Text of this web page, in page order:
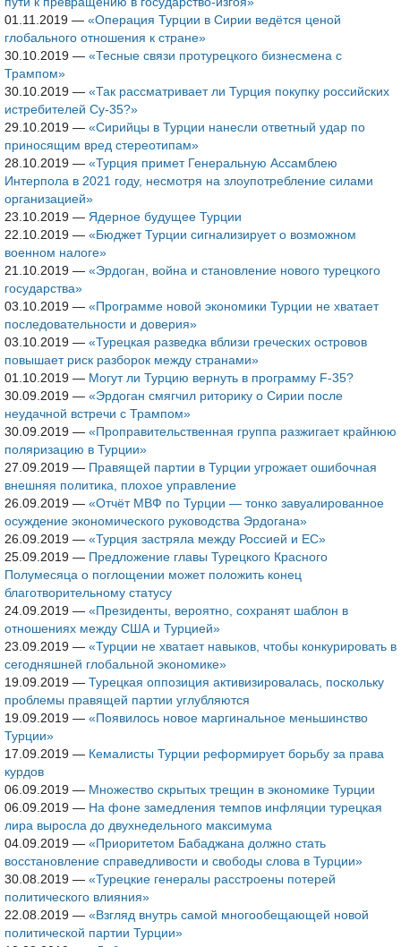
01.11.2019 — «Операция Турции в Сирии ведётся ценой
глобального отношения к стране»
30.10.2019 — «Тесные связи протурецкого бизнесмена с
Трампом»
30.10.2019 — «Так рассматривает ли Турция покупку российских
истребителей Су-35?»
29.10.2019 — «Сирийцы в Турции нанесли ответный удар по
приносящим вред стереотипам»
28.10.2019 — «Турция примет Генеральную Ассамблею
Интерпола в 2021 году, несмотря на злоупотребление силами
организацией»
23.10.2019 — Ядерное будущее Турции
22.10.2019 — «Бюджет Турции сигнализирует о возможном
военном налоге»
21.10.2019 — «Эрдоган, война и становление нового турецкого
государства»
03.10.2019 — «Программе новой экономики Турции не хватает
последовательности и доверия»
03.10.2019 — «Турецкая разведка вблизи греческих островов
повышает риск разборок между странами»
01.10.2019 — Могут ли Турцию вернуть в программу F-35?
30.09.2019 — «Эрдоган смягчил риторику о Сирии после
неудачной встречи с Трампом»
30.09.2019 — «Проправительственная группа разжигает крайнюю
поляризацию в Турции»
27.09.2019 — Правящей партии в Турции угрожает ошибочная
внешняя политика, плохое управление
26.09.2019 — «Отчёт МВФ по Турции — тонко завуалированное
осуждение экономического руководства Эрдогана»
26.09.2019 — «Турция застряла между Россией и ЕС»
25.09.2019 — Предложение главы Турецкого Красного
Полумесяца о поглощении может положить конец
благотворительному статусу
24.09.2019 — «Президенты, вероятно, сохранят шаблон в
отношениях между США и Турцией»
23.09.2019 — «Турции не хватает навыков, чтобы конкурировать в
сегодняшней глобальной экономике»
19.09.2019 — Турецкая оппозиция активизировалась, поскольку
проблемы правящей партии углубляются
19.09.2019 — «Появилось новое маргинальное меньшинство
Турции»
17.09.2019 — Кемалисты Турции реформирует борьбу за права
курдов
06.09.2019 — Множество скрытых трещин в экономике Турции
06.09.2019 — На фоне замедления темпов инфляции турецкая
лира выросла до двухнедельного максимума
04.09.2019 — «Приоритетом Бабаджана должно стать
восстановление справедливости и свободы слова в Турции»
30.08.2019 — «Турецкие генералы расстроены потерей
политического влияния»
22.08.2019 — «Взгляд внутрь самой многообещающей новой
политической партии Турции»